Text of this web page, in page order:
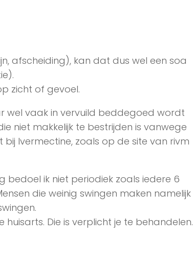
afscheiding), kan dat dus wel een soa
zicht of gevoel.
wel vaak in vervuild beddegoed wordt
niet makkelijk te bestrijden is vanwege
Ivermectine, zoals op de site van rivm
bedoel ik niet periodiek zoals iedere 6
die weinig swingen maken namelijk
Die is verplicht je te behandelen.